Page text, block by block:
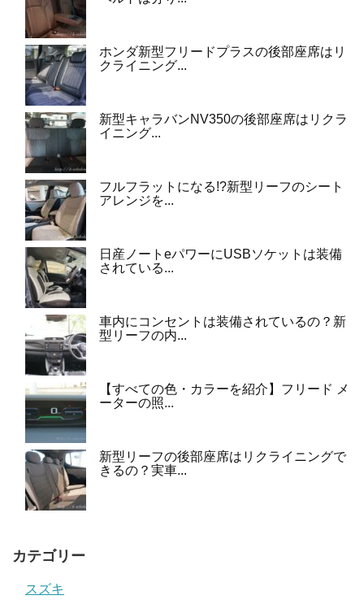
ホンダ新型フリードプラスの後部座席はリ
クライニング...
新型キャラバンNV350の後部座席はリクラ
イニング...
フルフラットになる!?新型リーフのシート
アレンジを...
日産ノートeパワーにUSBソケットは装備
されている...
車内にコンセントは装備されているの？新
型リーフの内...
【すべての色・カラーを紹介】フリード メ
ーターの照...
新型リーフの後部座席はリクライニングで
きるの？実車...
カテゴリー
スズキ